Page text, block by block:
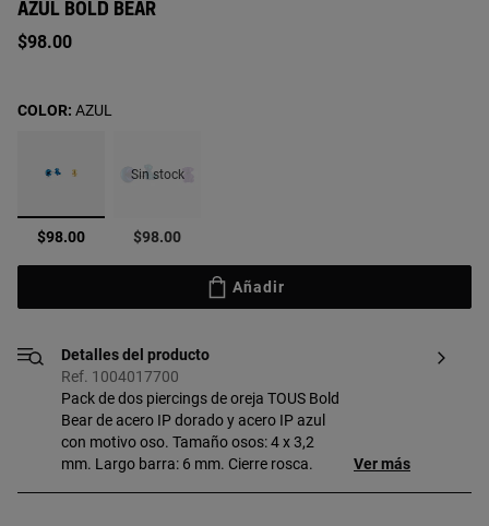
AZUL BOLD BEAR
$98.00
seleccionado
$98.00
Sin stock
$98.00
COLOR: AZUL
Añadir
Detalles del producto
Ref. 1004017700
Pack de dos piercings de oreja TOUS Bold
Bear de acero IP dorado y acero IP azul
con motivo oso. Tamaño osos: 4 x 3,2
mm. Largo barra: 6 mm. Cierre rosca.
Ver más